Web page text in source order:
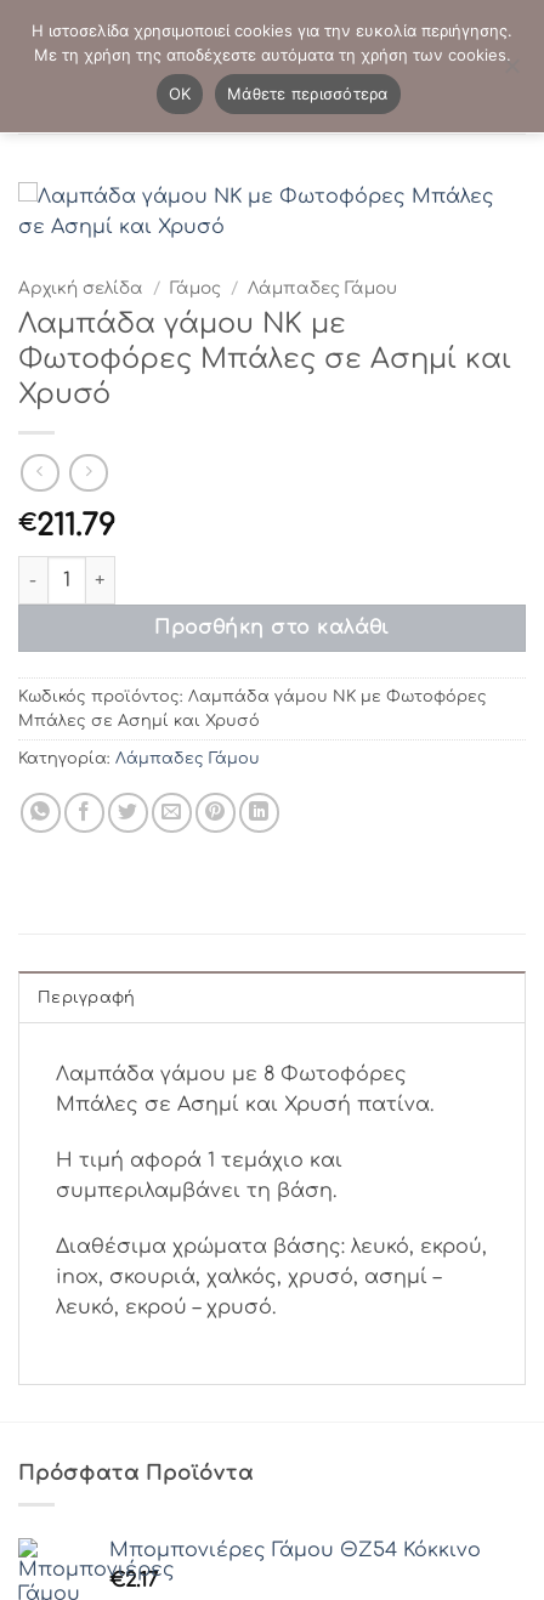
στο
ΤΗΛΕΦΩΝΙΚΕΣ ΠΑΡΑΓΓΕΛΙΕΣ: - 2103821941
Αρχική σελίδα / Γάμος / Λάμπαδες Γάμου
Λαμπάδα γάμου ΝΚ με
Φωτοφόρες Μπάλες σε Ασημί και
Χρυσό
€211.79
Λαμπάδα γάμου ΝΚ με Φωτοφόρες Μπάλες σε Ασημί
Προσθήκη στο καλάθι
Κωδικός προϊόντος: Λαμπάδα γάμου ΝΚ με Φωτοφόρες
Μπάλες σε Ασημί και Χρυσό
Κατηγορία: Λάμπαδες Γάμου
Περιγραφή
Λαμπάδα γάμου με 8 Φωτοφόρες
Μπάλες σε Ασημί και Χρυσή πατίνα.
Η τιμή αφορά 1 τεμάχιο και
συμπεριλαμβάνει τη βάση.
Διαθέσιμα χρώματα βάσης: λευκό, εκρού,
inox, σκουριά, χαλκός, χρυσό, ασημί –
λευκό, εκρού – χρυσό.
Πρόσφατα Προϊόντα
Μπομπονιέρες Γάμου ΘZ54 Κόκκινο
€2.17
Η ιστοσελίδα χρησιμοποιεί cookies για την ευκολία περιήγησης.
Με τη χρήση της αποδέχεστε αυτόματα τη χρήση των cookies.
OK
Μάθετε περισσότερα